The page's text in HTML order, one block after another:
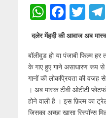
W
h
at
s
A
p
p
F
ac
e
b
o
o
k
T
w
itt
er
दलेर मेंहदी की आवाज अब
बॉलीवुड हो या पंजाबी फिल्म
के गाए हुए गाने असाधारण रूप
गानों की लोकप्रियता की वजह
। अब मास्क टीवी ओटीटी
होने वाली है । इस फ़िल्म का
जिसका अच्छा खासा रिस्पॉन्स